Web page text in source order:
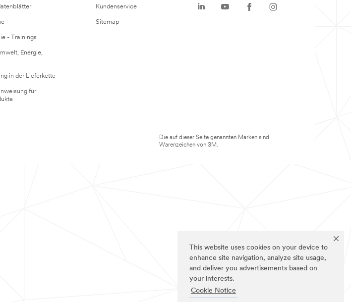
This website uses cookies on your device to
enhance site navigation, analyze site usage,
and deliver you advertisements based on
your interests.
Cookie Notice
- Trainings
Energie,
in der Lieferkette
für
Kundenservice
Sitemap
Die auf dieser Seite genannten Marken sind
Warenzeichen von 3M.